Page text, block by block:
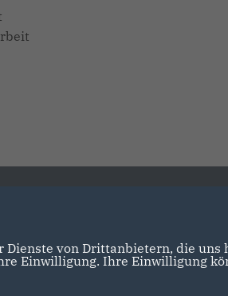
Dienste von Drittanbietern, die uns
Einwilligung. Ihre Einwilligung